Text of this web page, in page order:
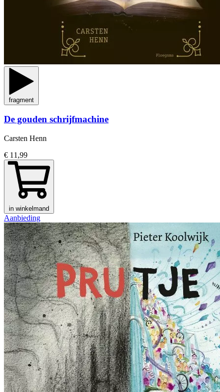
fragment
De gouden schrijfmachine
Carsten Henn
€ 11,99
in winkelmand
Aanbieding